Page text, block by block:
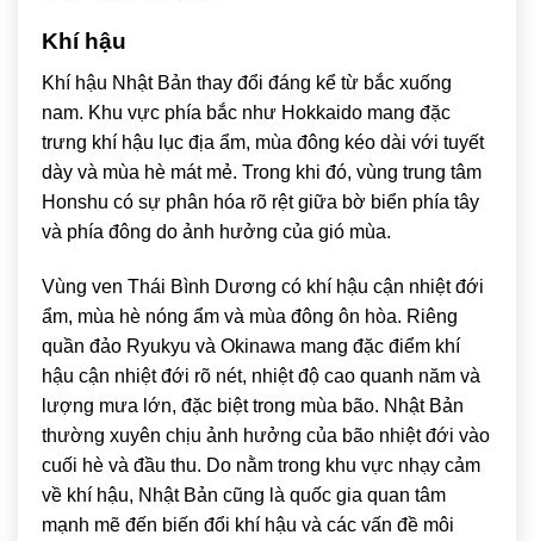
Khí hậu
Khí hậu Nhật Bản thay đổi đáng kể từ bắc xuống
nam. Khu vực phía bắc như Hokkaido mang đặc
trưng khí hậu lục địa ẩm, mùa đông kéo dài với tuyết
dày và mùa hè mát mẻ. Trong khi đó, vùng trung tâm
Honshu có sự phân hóa rõ rệt giữa bờ biển phía tây
và phía đông do ảnh hưởng của gió mùa.
Vùng ven Thái Bình Dương có khí hậu cận nhiệt đới
ẩm, mùa hè nóng ẩm và mùa đông ôn hòa. Riêng
quần đảo Ryukyu và Okinawa mang đặc điểm khí
hậu cận nhiệt đới rõ nét, nhiệt độ cao quanh năm và
lượng mưa lớn, đặc biệt trong mùa bão. Nhật Bản
thường xuyên chịu ảnh hưởng của bão nhiệt đới vào
cuối hè và đầu thu. Do nằm trong khu vực nhạy cảm
về khí hậu, Nhật Bản cũng là quốc gia quan tâm
mạnh mẽ đến biến đổi khí hậu và các vấn đề môi